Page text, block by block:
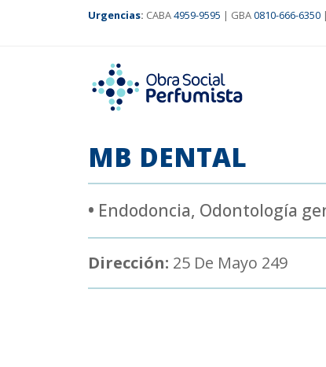
Urgencias: CABA4959-9595 | GBA0810-666-6350
MB DENTAL
• Endodoncia, Odontología
Dirección: 25 De Mayo 249